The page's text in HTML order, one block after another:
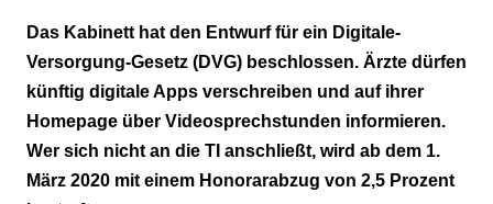
Das Kabinett hat den Entwurf für ein Digitale-
Versorgung-Gesetz (DVG) beschlossen. Ärzte dürfen
künftig digitale Apps verschreiben und auf ihrer
Homepage über Videosprechstunden informieren.
Wer sich nicht an die TI anschließt, wird ab dem 1.
März 2020 mit einem Honorarabzug von 2,5 Prozent